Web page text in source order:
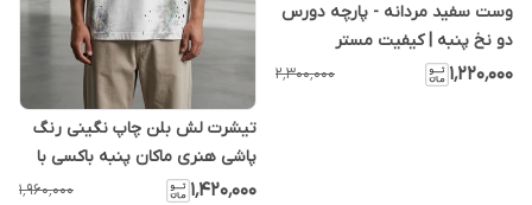
وست سفید مردانه - پارچه دورس
دو نخ پنبه | کیفیت مستر
۱٬۲۲۰٬۰۰۰ ۲٬۳۰۰٬۰۰۰
تیشرت لش بلن چاپ نگینی رنگ
پاشی هنری ماکان پنبه باکسی با
کیفیت | دو رنگ
۱٬۴۲۰٬۰۰۰ ۱٬۹۶۰٬۰۰۰